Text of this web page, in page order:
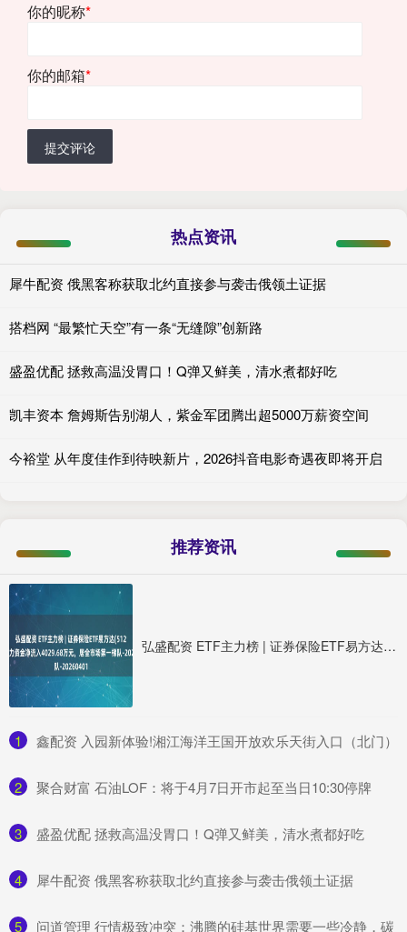
你的昵称*
你的邮箱*
提交评论
热点资讯
犀牛配资 俄黑客称获取北约直接参与袭击俄领土证据
搭档网 “最繁忙天空”有一条“无缝隙”创新路
盛盈优配 拯救高温没胃口！Q弹又鲜美，清水煮都好吃
凯丰资本 詹姆斯告别湖人，紫金军团腾出超5000万薪资空间
今裕堂 从年度佳作到待映新片，2026抖音电影奇遇夜即将开启
推荐资讯
弘盛配资 ETF主力榜 | 证券保险ETF易方达(512070)主力资金净流入4029.68万元，居全市场第一梯队-20260401
1 ​鑫配资 入园新体验!湘江海洋王国开放欢乐天街入口（北门）
2 ​聚合财富 石油LOF：将于4月7日开市起至当日10:30停牌
3 ​盛盈优配 拯救高温没胃口！Q弹又鲜美，清水煮都好吃
4 ​犀牛配资 俄黑客称获取北约直接参与袭击俄领土证据
5 ​问道管理 行情极致冲突：沸腾的硅基世界需要一些冷静，碳